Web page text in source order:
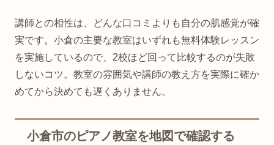
講師との相性は、どんな口コミよりも自分の肌感覚が確
実です。小倉の主要な教室はいずれも無料体験レッスン
を実施しているので、2校ほど回って比較するのが失敗
しないコツ。教室の雰囲気や講師の教え方を実際に確か
めてから決めても遅くありません。
小倉市のピアノ教室を地図で確認する